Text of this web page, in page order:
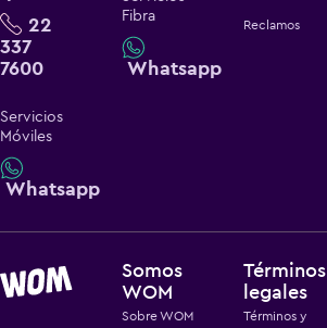
22
337
7600
Servicios
Móviles
Whatsapp
Fibra
Whatsapp
Reclamos
Somos
WOM
Sobre WOM
Términos
legales
Términos y